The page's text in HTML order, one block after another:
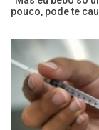
pouco, pode te